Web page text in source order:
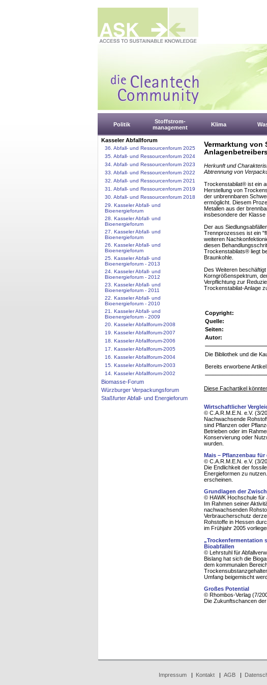
Politik
Stoffstrom-
management
Klima
Kasseler Abfallforum
36. Abfall- und Ressourcenforum 2025
35. Abfall- und Ressourcenforum 2024
34. Abfall- und Ressourcenforum 2023
33. Abfall- und Ressourcenforum 2022
32. Abfall- und Ressourcenforum 2021
31. Abfall- und Ressourcenforum 2019
30. Abfall- und Ressourcenforum 2018
29. Kasseler Abfall- und
Bioenergieforum
28. Kasseler Abfall- und
Bioenergieforum
27. Kasseler Abfall- und
Bioenergieforum
26. Kasseler Abfall- und
Bioenergieforum
25. Kasseler Abfall- und
Bioenergieforum - 2013
24. Kasseler Abfall- und
Bioenergieforum - 2012
23. Kasseler Abfall- und
Bioenergieforum - 2011
22. Kasseler Abfall- und
Bioenergieforum - 2010
21. Kasseler Abfall- und
Bioenergieforum - 2009
20. Kasseler Abfallforum-2008
19. Kasseler Abfallforum-2007
18. Kasseler Abfallforum-2006
17. Kasseler Abfallforum-2005
16. Kasseler Abfallforum-2004
15. Kasseler Abfallforum-2003
14. Kasseler Abfallforum-2002
Biomasse-Forum
Würzburger Verpackungsforum
Staßfurter Abfall- und Energieforum
Vermarktung von
Herkunft und
Abtrennung von
Trockenstabilat® ist ein
Herstellung von
der unbrennbaren
ermöglicht. Diesem
Metallen aus der
insbesondere der Klasse
Der aus
Trennprozesses ist ein
weiteren
diesen
Trockenstabilats® liegt
Braunkohle.
Des Weiteren
Korngrößenspektrum,
Verpflichtung zur
Trockenstabilat-Anlage
Copyright:
Quelle:
Seiten:
Autor:
Die Bibliothek und die
Bereits erworbene
Diese Fachartikel
Wirtschaftlicher
© C.A.R.M.E.N. e.V. (3/
Nachwachsende
sind Pflanzen oder
Betrieben oder im
Konservierung oder
wurden.
Mais – Pflanzenbau
© C.A.R.M.E.N. e.V. (3/
Die Endlichkeit der
Energieformen zu
erscheinen.
Grundlagen der
© HAWK Hochschule für
Im Rahmen seiner
nachwachsenden
Verbraucherschutz
Rohstoffe in Hessen
im Frühjahr 2005
„Trockenfermentation
Bioabfällen
© Lehrstuhl für
Bislang hat sich die
dem kommunalen
Umfang beigemischt
Großes Potential
© Rhombos-Verlag (7/
Die Zukunftschancen
Impressum| Kontakt| AGB|